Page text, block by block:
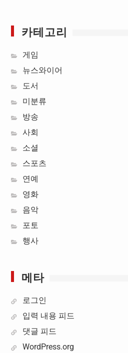
카테고리
게임
뉴스와이어
도서
미분류
방송
사회
소셜
스포츠
연예
영화
음악
포토
행사
메타
로그인
입력 내용 피드
댓글 피드
WordPress.org